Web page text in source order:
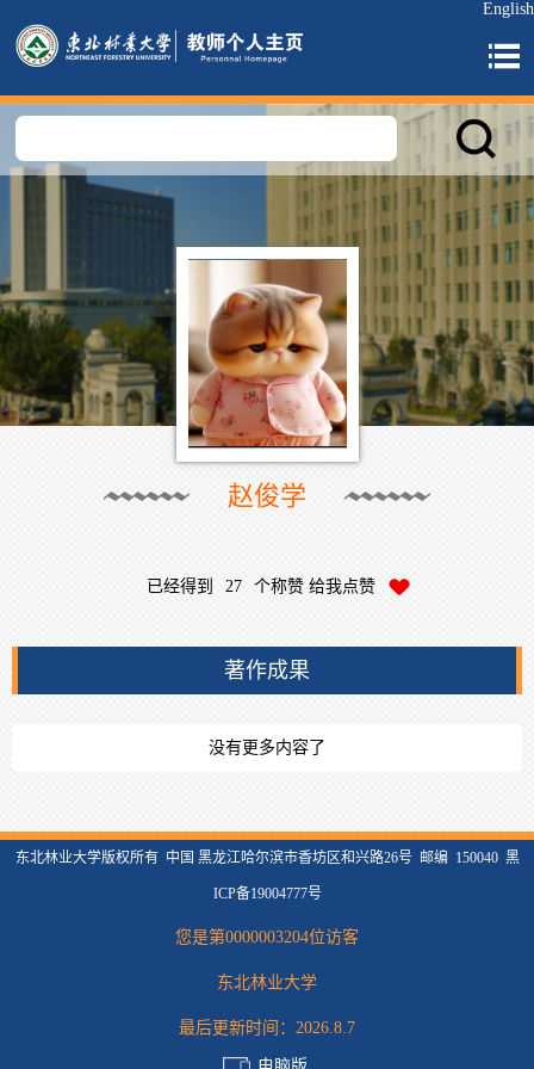
English
赵俊学
已经得到 27 个称赞 给我点赞
著作成果
没有更多内容了
东北林业大学版权所有 中国 黑龙江哈尔滨市香坊区和兴路26号 邮编 150040 黑
ICP备19004777号
您是第0000003204位访客
东北林业大学
最后更新时间： 2026.8.7